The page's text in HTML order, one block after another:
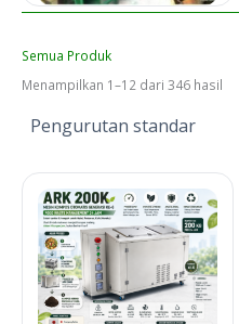
Semua Produk
Menampilkan 1–12 dari 346 hasil